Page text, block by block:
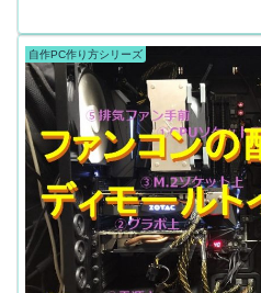
自作PC作り方シリーズ